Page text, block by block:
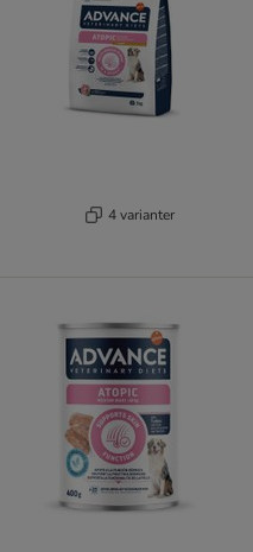
4 varianter